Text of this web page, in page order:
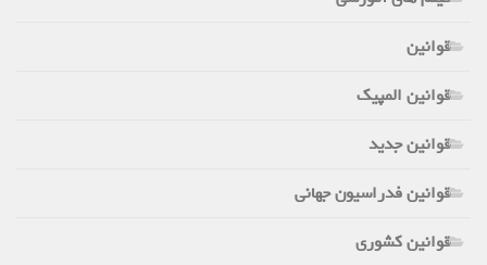
قوانین
قوانین المپیک
قوانین جدید
قوانین فدراسیون جهانی
قوانین کشوری